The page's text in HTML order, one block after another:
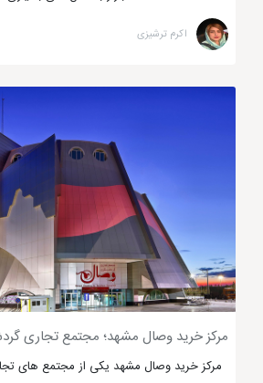
اکرم ترشیزی
مرکز خرید وصال مشهد؛ مجتمع تجاری
مرکز خرید وصال مشهد یکی از مجتمع های